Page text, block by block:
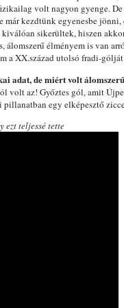
volt nagyon gyenge.
már kezdtünk egyenesbe
sikerültek, hiszen
élményem is van
a XX.század utolsó fradi-
adat, de miért volt
volt az! Győztes gól, amit
egy elképesztő
ezt teljessé tette